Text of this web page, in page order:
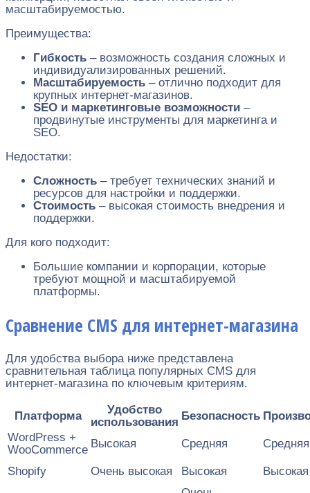
масштабируемостью.
Преимущества:
Гибкость – возможность создания сложных и
индивидуализированных решений.
Масштабируемость – отлично подходит для
крупных интернет-магазинов.
SEO и маркетинговые возможности –
продвинутые инструменты для маркетинга и
SEO.
Недостатки:
Сложность – требует технических знаний и
ресурсов для настройки и поддержки.
Стоимость – высокая стоимость внедрения и
поддержки.
Для кого подходит:
Большие компании и корпорации, которые
требуют мощной и масштабируемой
платформы.
Сравнение CMS для интернет-магазина
Для удобства выбора ниже представлена
сравнительная таблица популярных CMS для
интернет-магазина по ключевым критериям.
Платформа
Удобство
использования Безопасность
WordPress +
WooCommerce Высокая Средняя Средняя
Shopify Очень высокая Высокая Высокая